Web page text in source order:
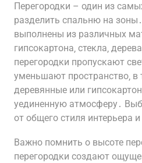
Перегородки – один из
разделить спальню на
выполнены из различных
гипсокартона‚ стекла‚
перегородки пропускают
уменьшают пространство‚ в
деревянные или
уединенную атмосферу․
от общего стиля интерьера
Важно помнить о высоте
перегородки создают